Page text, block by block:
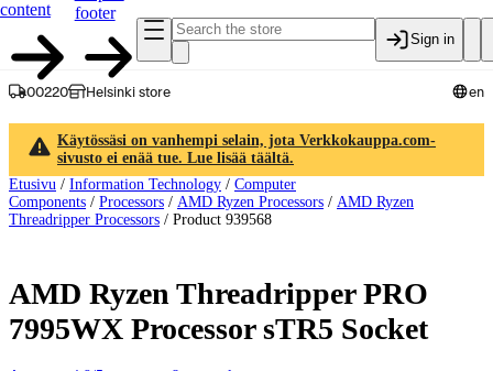
content
footer
Sign in
00220 Helsinki store en
Käytössäsi on vanhempi selain, jota Verkkokauppa.com-
sivusto ei enää tue. Lue lisää täältä.
Etusivu / Information Technology / Computer
Components / Processors / AMD Ryzen Processors / AMD Ryzen
Threadripper Processors / Product 939568
AMD Ryzen Threadripper PRO
7995WX Processor sTR5 Socket